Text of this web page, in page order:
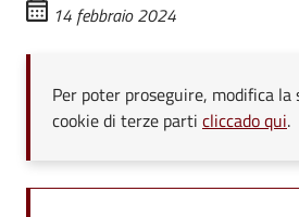
14 febbraio 2024
Per poter proseguire, modifica
cookie di terze parti cliccado qui.